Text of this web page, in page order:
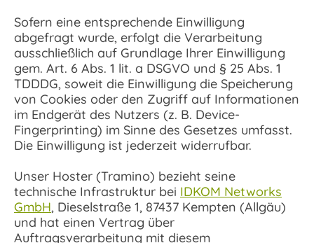
Sofern eine entsprechende Einwilligung
abgefragt wurde, erfolgt die Verarbeitung
ausschließlich auf Grundlage Ihrer Einwilligung
gem. Art. 6 Abs. 1 lit. a DSGVO und § 25 Abs. 1
TDDDG, soweit die Einwilligung die Speicherung
von Cookies oder den Zugriff auf Informationen
im Endgerät des Nutzers (z. B. Device-
Fingerprinting) im Sinne des Gesetzes umfasst.
Die Einwilligung ist jederzeit widerrufbar.
Unser Hoster (Tramino) bezieht seine
technische Infrastruktur bei IDKOM Networks
GmbH, Dieselstraße 1, 87437 Kempten (Allgäu)
und hat einen Vertrag über
Auftragsverarbeitung mit diesem